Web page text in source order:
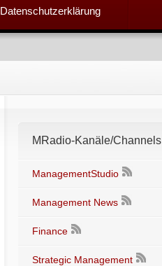
Datenschutzerklärung
MRadio-Kanäle/Channels
ManagementStudio
Management News
Finance
Strategic Management